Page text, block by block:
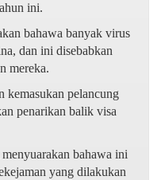
ini.
bahawa banyak virus
dan ini disebabkan
mereka.
kemasukan pelancung
penarikan balik visa
bahawa ini
yang dilakukan